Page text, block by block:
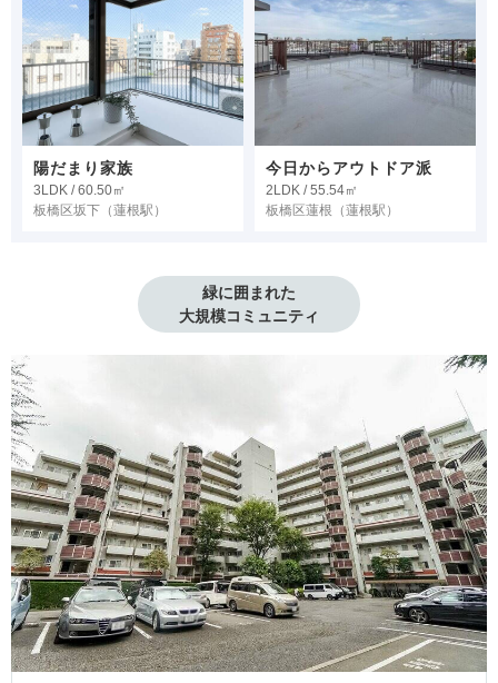
陽だまり家族
3LDK / 60.50㎡
板橋区坂下 （蓮根駅）
今日からアウトドア派
2LDK / 55.54㎡
板橋区蓮根 （蓮根駅）
緑に囲まれた
大規模コミュニティ